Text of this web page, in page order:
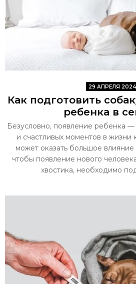
29 АПРЕЛЯ 2024
Как подготовить
ребенка в
Безусловно, появление ребенка
и счастливых моментов в жизни
может оказать большое влияние
чтобы появление нового
хвостика, необходимо